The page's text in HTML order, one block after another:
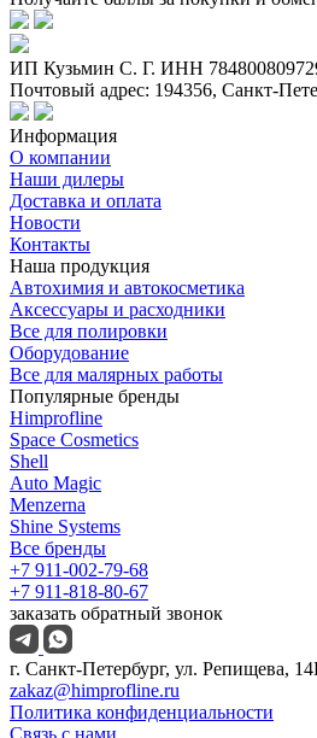
ИП Кузьмин C. Г. ИНН
Почтовый адрес: 194356, Санкт-
Информация
О компании
Наши дилеры
Доставка и оплата
Новости
Контакты
Наша продукция
Автохимия и автокосметика
Аксессуары и расходники
Все для полировки
Оборудование
Все для малярных работы
Популярные бренды
Himprofline
Space Cosmetics
Shell
Auto Magic
Menzerna
Shine Systems
Все бренды
+7 911-002-79-68
+7 911-818-80-67
заказать обратный звонок
г. Санкт-Петербург, ул. Репищева,
zakaz@himprofline.ru
Политика конфиденциальности
Связь с нами